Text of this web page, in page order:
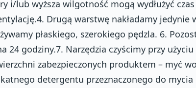
i/lub wyższa wilgotność mogą wydłużyć czas
Drugą warstwę nakładamy jedynie
płaskiego, szerokiego pędzla. 6.
24 godziny.7. Narzędzia czyścimy przy
zabezpieczonych produktem – myć
detergentu przeznaczonego do mycia